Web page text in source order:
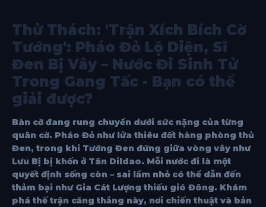
Thử Thách: 'Trận Xích Bích Cờ
Tướng': Pháo Đỏ Lộ Diện, Sĩ
Đen Bị Vây – Nước Đi Sinh Tử
Trong Gang Tấc - Bạn có thể
giải được?
Bàn cờ đang rung chuyển dưới sức nặng của từng
quân cờ. Pháo Đỏ như lửa thiêu đốt hàng phòng thủ
Đen, trong khi Tướng Đen đứng giữa vòng vây như
Lưu Bị bị khốn ở Tân Dildao. Mỗi nước đi là một
quyết định sống còn – sai lầm nhỏ có thể dẫn đến
thảm bại như Gia Cát Lượng thiếu gió Đông. Khám
phá thế trận căng thẳng này, nơi chiến thuật và bản